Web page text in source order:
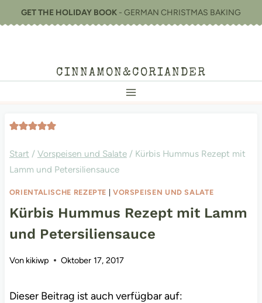
Inhalt
GET THE HOLIDAY BOOK - GERMAN CHRISTMAS BAKING
CINNAMON&CORIANDER
Start / Vorspeisen und Salate / Kürbis Hummus Rezept mit
Lamm und Petersiliensauce
ORIENTALISCHE REZEPTE VORSPEISEN UND SALATE
Kürbis Hummus Rezept mit Lamm
und Petersiliensauce
Von kikiwp Oktober 17, 2017
Dieser Beitrag ist auch verfügbar auf: